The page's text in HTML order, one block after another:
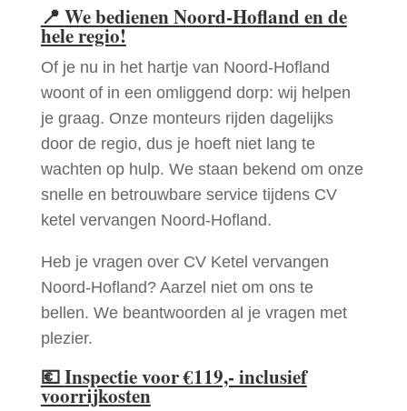
📍 We bedienen Noord-Hofland en de
hele regio!
Of je nu in het hartje van Noord-Hofland
woont of in een omliggend dorp: wij helpen
je graag. Onze monteurs rijden dagelijks
door de regio, dus je hoeft niet lang te
wachten op hulp. We staan bekend om onze
snelle en betrouwbare service tijdens CV
ketel vervangen Noord-Hofland.
Heb je vragen over CV Ketel vervangen
Noord-Hofland? Aarzel niet om ons te
bellen. We beantwoorden al je vragen met
plezier.
💶Inspectie voor €119,- inclusief
voorrijkosten